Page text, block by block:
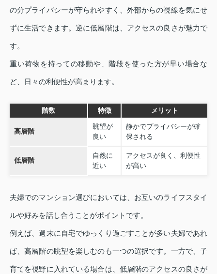
の分プライバシーが守られやすく、外部からの視線を気にせ
ずに生活できます。逆に低層階は、アクセスの良さが魅力で
す。
重い荷物を持っての移動や、階段を使った方が早い場合な
ど、日々の利便性が高まります。
階数 特徴 メリット
高層階
眺望が
良い
静かでプライバシーが確
保される
低層階
自然に
近い
アクセスが良く、利便性
が高い
夫婦でのマンション選びにおいては、お互いのライフスタイ
ルや好みを話し合うことがポイントです。
例えば、週末に自宅でゆっくり過ごすことが多い夫婦であれ
ば、高層階の眺望を楽しむのも一つの選択です。一方で、子
育てを視野に入れている場合は、低層階のアクセスの良さが